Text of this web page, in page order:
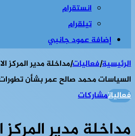
انستقرام
تيلقرام
إضافة عمود جانبي
الرئيسية|فعاليات|مداخلة مدير المركز
السياسات محمد صالح عمر بشأن
فعالياتمشاركات
مداخلة مدير المركز